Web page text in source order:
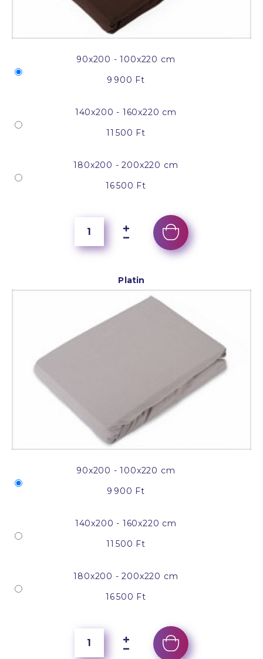
90x200 - 100x220 cm
9 900 Ft
140x200 - 160x220 cm
11 500 Ft
180x200 - 200x220 cm
16 500 Ft
Platin
90x200 - 100x220 cm
9 900 Ft
140x200 - 160x220 cm
11 500 Ft
180x200 - 200x220 cm
16 500 Ft